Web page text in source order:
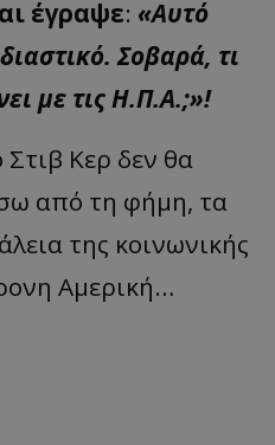
έγραψε: «Αυτό
Σοβαρά, τι
με τις Η.Π.Α.;»!
Κερ δεν θα
από τη φήμη, τα
της κοινωνικής
Αμερική…